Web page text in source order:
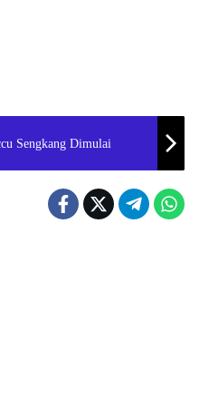
Sengkang Dimulai